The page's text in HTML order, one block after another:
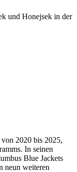
und Honejsek in der
2020 bis 2025,
In seinen
Blue Jackets
neun weiteren